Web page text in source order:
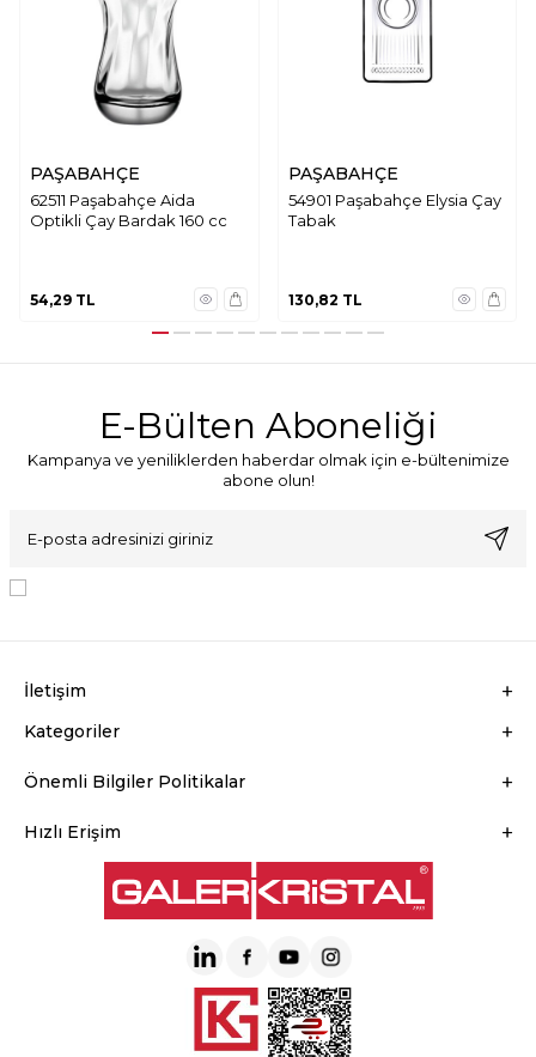
PAŞABAHÇE
62511 Paşabahçe Aida
Optikli Çay Bardak 160 cc
54,29 TL
PAŞABAHÇE
54901 Paşabahçe Elysia Çay
Tabak
130,82 TL
E-Bülten Aboneliği
Kampanya ve yeniliklerden haberdar olmak için e-bültenimize
abone olun!
İletişim
Kategoriler
Önemli Bilgiler Politikalar
Hızlı Erişim